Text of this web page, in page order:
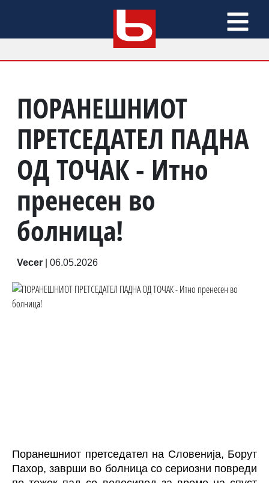
ПОРАНЕШНИОТ
ПРЕТСЕДАТЕЛ ПАДНА
ОД ТОЧАК - Итно
пренесен во
болница!
Vecer 06.05.2026
Поранешниот претседател на Словенија, Борут
Пахор, заврши во болница со сериозни повреди